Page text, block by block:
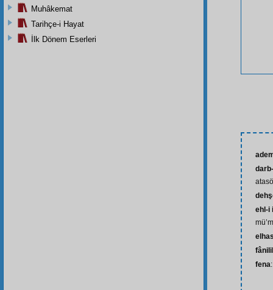
ehl-i
fena
Muhâkemat
Tarihçe-i Hayat
İlk Dönem Eserleri